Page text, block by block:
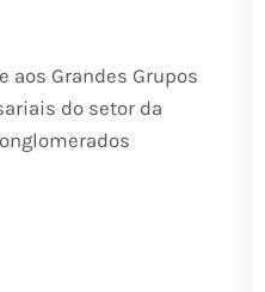
aos Grandes Grupos
do setor da